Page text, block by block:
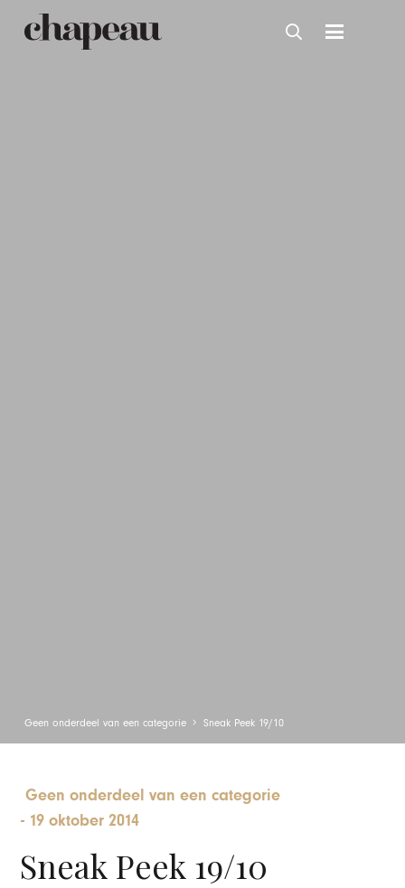
Geen onderdeel van een categorie Sneak Peek 19/10
Geen onderdeel van een categorie
- 19 oktober 2014
Sneak Peek 19/10